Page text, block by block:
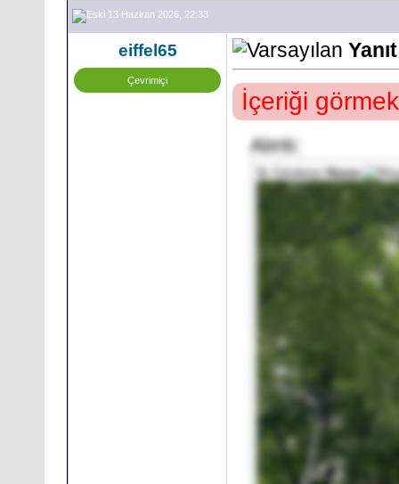
13 Haziran 2026, 22:33
eiffel65
Çevrimiçi
İçeriği
Alıntı:
İlk GönderenHesna